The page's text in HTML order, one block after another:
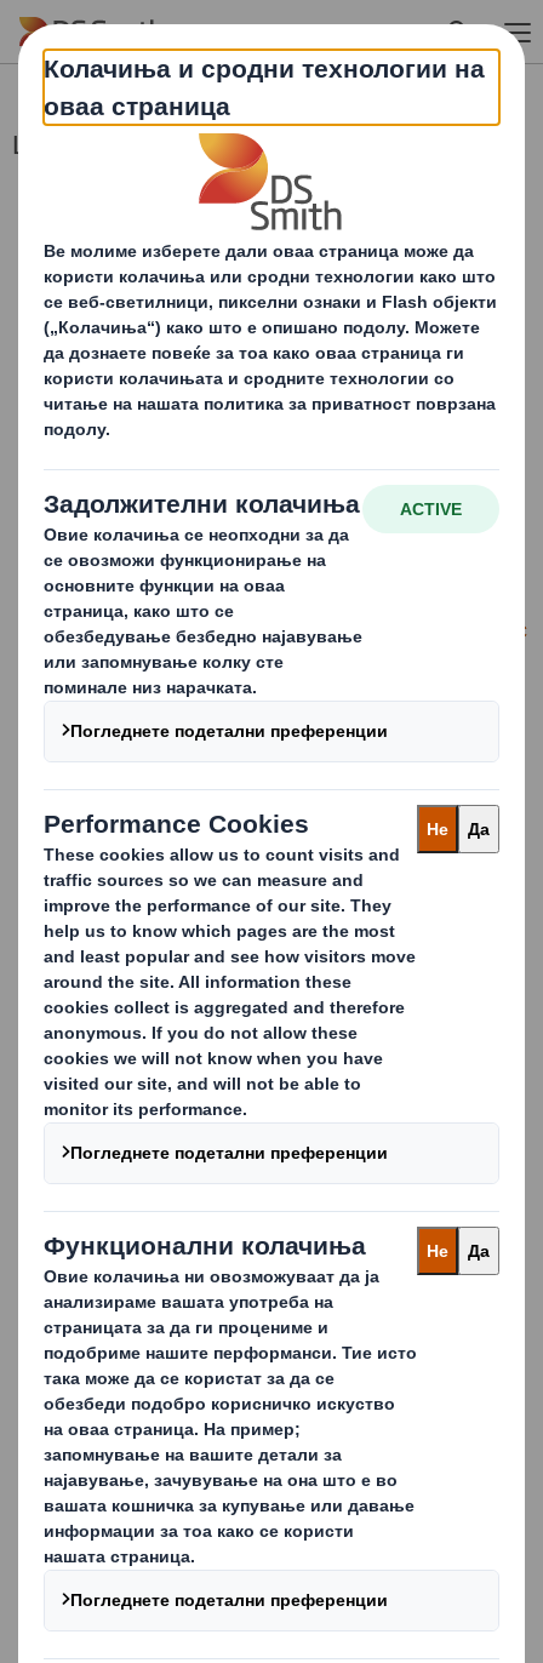
Skip to main content
Ценовно чуствителни информации
Образложение за период1-6 2016.doc
1-12 2016 .doc
Одлука за именување на член на Надзорен одбор.pdf
Образложение H1 20200001.pdf
Образложение за период
Образложение за период 1-12 2019 корегиран.doc.pdf
Образложение за период 1-12 2019.pdf
Известување за одложена седница на Собрание на
акционери - 26.06.2018.pdf
Известување за прекината седница на Собрание на
акционери - 20.08.2019.pdf
Известување за промена името од ДУРОПАК АД Скопје во ДС
СМИТХ АД Скопје - 27.11.2015.pdf
Измена во органи на управување на ДС СМИТХ АД Скопје -
25.10.2021.pdf
Измени во органи на управување на ДС СМИТХ АД Скопје -
03.09.2021.pdf
Измена во органи на управување на ДС СМИТХ АД Скопје -
25.10.2021.pdf
Календар на настани за 2021 година pdf
Календар на настани за 2022 на ДС СМИТХ АД Скопје.pdf
Лице за контакт со инвеститори - Олгица Блажева.pdf
Образложение за остварените резултати на ДС СМИТХ АД
Скопје за период Јануари-Декември 2018 година pdf
Образложение за резултат ДС СМИТХ Јануари - Септември
2021 година pdf
Образложение за резултатаот Јан Дек 2020 pdf
Образложение за финансиски резултат pdf
Образложение за финансискиот резултат Јануари - Јуни
2019.pdf
Остварени резултати од Јануари - Март 2021 година ДС
СМИТХ АД.pdf
Образложение за резултат ДС СМИТХ Јануари-Јуни 2021
година pdf
Образложение за резултат ДС СМИТХ Јануари - Септември
2021 година pdf
Образложение за остварените финансиски резултати на ДС
СМИТХ АД Скопје до 31.12.2021.pdf
СМИТХ АД Скопје до 31.03.2022.pdf